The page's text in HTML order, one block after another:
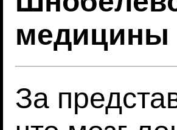
медицины
За